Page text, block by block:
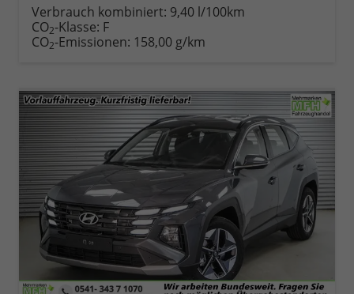
Verbrauch kombiniert: 9,40 l/100km
CO2-Klasse: F
CO2-Emissionen: 158,00 g/km